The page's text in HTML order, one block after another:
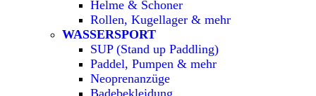
Helme & Schoner
Rollen, Kugellager & mehr
WASSERSPORT
SUP (Stand up Paddling)
Paddel, Pumpen & mehr
Neoprenanzüge
Badebekleidung